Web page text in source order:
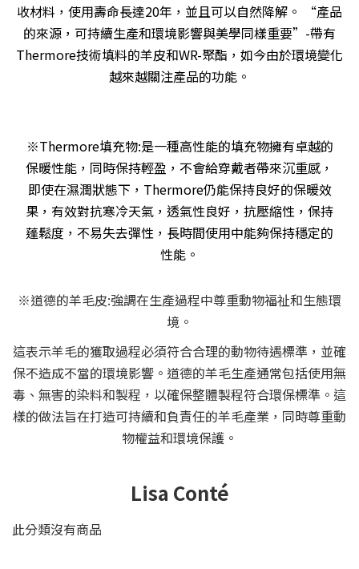
收材料，使用壽命長達20年，並且可以自然降解。 “產品
的來源，可持續生產和環境影響與美學同樣重要”-帶有
Thermore技術填料的羊皮和WR-聚酯，如今由於環境變化
越來越關注產品的功能。
※Thermore填充物:是一種高性能的填充物擁有卓越的
保暖性能，同時保持輕盈，不會給穿戴者帶來沉重感，
即使在濕潤狀態下，Thermore仍能保持良好的保暖效
果，有效對抗寒冷天氣，透氣性良好，抗壓縮性，保持
蓬鬆度，不易失去彈性，長時間使用中能夠保持穩定的
性能。
※道德的羊毛皮:強調在生產過程中尊重動物福祉和生態環
境。
這表示羊毛的獲取過程必須符合合理的動物待遇標準，並確
保不造成不當的環境影響。道德的羊毛生產通常包括使用無
毒、無害的染料和製程，以確保整體製程符合環保標準。這
樣的做法旨在打造可持續和負責任的羊毛產業，同時尊重動
物權益和環境保護。
Lisa Conté
此分類沒有商品